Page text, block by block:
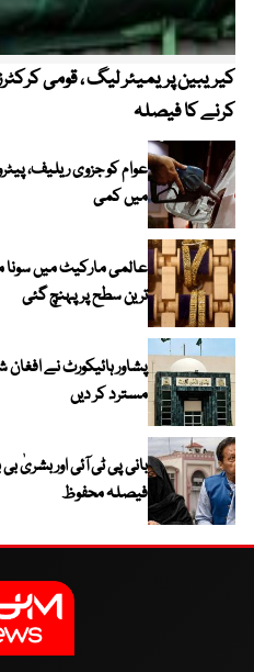
کرنے کا فیصلہ
عوام کو جزوی ریلیف،
میں کمی
ترین سطح پر پہنچ گئی
پشاور ہائیکورٹ نے
مسترد کر دیں
بانی پی ٹی آئی اور بشریٰ
فیصلہ محفوظ